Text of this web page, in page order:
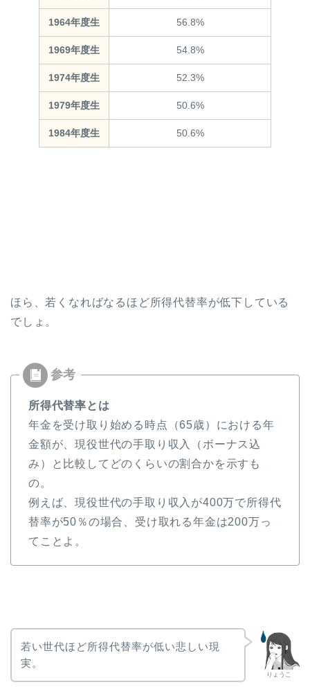
1964年度生 56.8%
1969年度生 54.8%
1974年度生 52.3%
1979年度生 50.6%
1984年度生 50.6%
ほら、若くなればなるほど所得代替率が低下している
でしょ。
所得代替率とは
年金を受け取り始める時点（65歳）における年
金額が、現役世代の手取り収入（ボーナス込
み）と比較してどのくらいの割合かを示すも
の。
例えば、現役世代の手取り収入が400万で所得代
替率が50％の場合、受け取れる年金は200万っ
てことよ。
りょうこ
若い世代ほど所得代替率が低い悲しい現
実。